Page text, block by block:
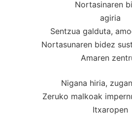
Nortasinaren
agiria
Sentzua galduta,
Nortasunaren bidez
Amaren
Nigana hiria,
Zeruko malkoak
Itxaropen